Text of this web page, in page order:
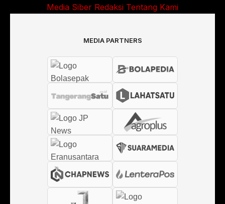
Media Siber Redaksi Tentang Kami
MEDIA PARTNERS